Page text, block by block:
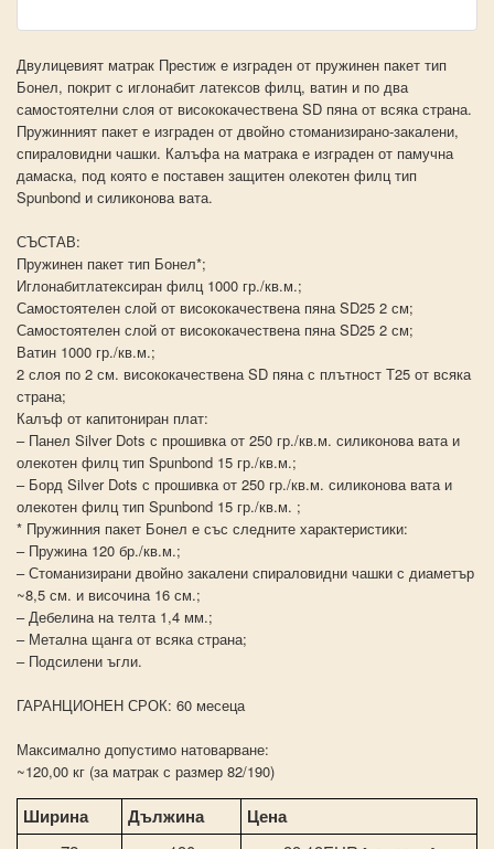
Двулицевият матрак Престиж е изграден от пружинен пакет тип
Бонел, покрит с иглонабит латексов филц, ватин и по два
самостоятелни слоя от висококачествена SD пяна от всяка страна.
Пружинният пакет е изграден от двойно стоманизирано-закалени,
спираловидни чашки. Калъфа на матракa е изграден от памучна
дамаска, под която е поставен защитен олекотен филц тип
Spunbond и силиконова вата.
СЪСТАВ:
Пружинен пакет тип Бонел*;
Иглонабитлатексиран филц 1000 гр./кв.м.;
Самостоятелен слой от висококачествена пяна SD25 2 см;
Самостоятелен слой от висококачествена пяна SD25 2 см;
Ватин 1000 гр./кв.м.;
2 слоя по 2 см. висококачествена SD пяна с плътност Т25 от всяка
страна;
Калъф от капитониран плат:
– Панел Silver Dots с прошивка от 250 гр./кв.м. силиконова вата и
олекотен филц тип Spunbond 15 гр./кв.м.;
– Борд Silver Dots с прошивка от 250 гр./кв.м. силиконова вата и
олекотен филц тип Spunbond 15 гр./кв.м. ;
* Пружинния пакет Бонел е със следните характеристики:
– Пружина 120 бр./кв.м.;
– Стоманизирани двойно закалени спираловидни чашки с диаметър
~8,5 см. и височина 16 см.;
– Дебелина на телта 1,4 мм.;
– Метална щанга от всяка страна;
– Подсилени ъгли.
ГАРАНЦИОНЕН СРОК: 60 месеца
Максимално допустимо натоварване:
~120,00 кг (за матрак с размер 82/190)
Ширина Дължина Цена